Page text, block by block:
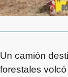
Un camión
forestales